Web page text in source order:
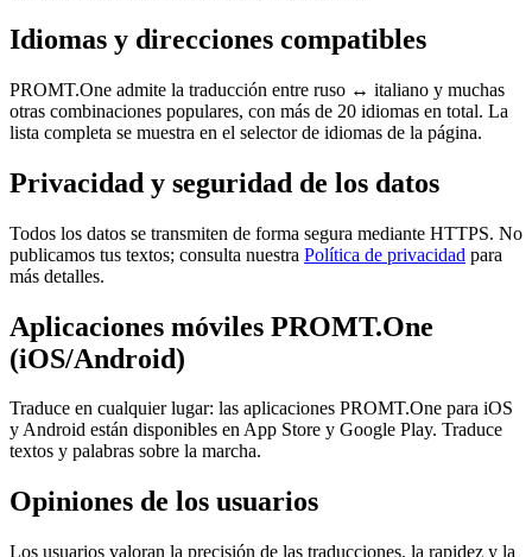
Idiomas y direcciones compatibles
PROMT.One admite la traducción entre ruso ↔ italiano y muchas
otras combinaciones populares, con más de 20 idiomas en total. La
lista completa se muestra en el selector de idiomas de la página.
Privacidad y seguridad de los datos
Todos los datos se transmiten de forma segura mediante HTTPS. No
publicamos tus textos; consulta nuestra Política de privacidad para
más detalles.
Aplicaciones móviles PROMT.One
(iOS/Android)
Traduce en cualquier lugar: las aplicaciones PROMT.One para iOS
y Android están disponibles en App Store y Google Play. Traduce
textos y palabras sobre la marcha.
Opiniones de los usuarios
Los usuarios valoran la precisión de las traducciones, la rapidez y la